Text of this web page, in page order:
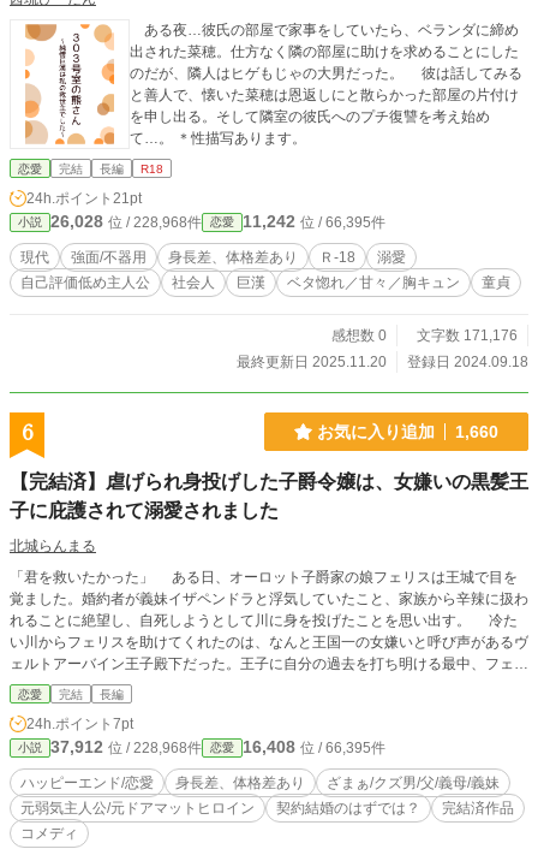
ある夜…彼氏の部屋で家事をしていたら、ベランダに締め
出された菜穂。仕方なく隣の部屋に助けを求めることにした
のだが、隣人はヒゲもじゃの大男だった。 彼は話してみる
と善人で、懐いた菜穂は恩返しにと散らかった部屋の片付け
を申し出る。そして隣室の彼氏へのプチ復讐を考え始め
て…。 ＊性描写あります。
恋愛 完結 長編 R18
24h.ポイント 21pt
小説 26,028 位 / 228,968件 恋愛 11,242 位 / 66,395件
現代 強面/不器用 身長差、体格差あり Ｒ-18
溺愛
自己評価低め主人公
社会人 巨漢 ベタ惚れ／甘々／胸キュン 童貞
感想数 0
文字数 171,176
最終更新日 2025.11.20
登録日 2024.09.18
6 お気に入り追加 1,660
【完結済】虐げられ身投げした子爵令嬢は、女嫌いの黒髪王
子に庇護されて溺愛されました
北城らんまる
「君を救いたかった」 ある日、オーロット子爵家の娘フェリスは王城で目を
覚ました。婚約者が義妹イザペンドラと浮気していたこと、家族から辛辣に扱わ
れることに絶望し、自死しようとして川に身を投げたことを思い出す。 冷た
い川からフェリスを助けてくれたのは、なんと王国一の女嫌いと呼び声があるヴ
ェルトアーバイン王子殿下だった。王子に自分の過去を打ち明ける最中、フェリ
スはこんなに我慢しなくても良かったのだと思いなおす。 「契約結婚しよう」
「はい？」 彼が持ち掛けてきたのは、フェリスを庇護するための契約結婚。
フェリスは実家に戻りたくない一心と、命を救ってもらった彼に恩返しする目的
で契約結婚を受け入れるのだけれど……？ 「あの、契約ですよね？」 「そうだ
な」 「頭を撫でるのをやめてくれませんか？ 食事が摂りづらいです」 なぜ
か彼は溺愛してきて……？ 身長185センチのハイスペック王子×身長150セン
チ子ども体型の元弱気主人公による、高低差35センチの甘々な契約結婚ストー
リー（ざまぁあり） ※主人公が辛い思いをするのは序盤だけ。あとは甘々とざ
恋愛 完結 長編
24h.ポイント 7pt
小説 37,912 位 / 228,968件 恋愛 16,408 位 / 66,395件
ハッピーエンド/恋愛 身長差、体格差あり
ざまぁ/クズ男/父/義母/義妹
元弱気主人公/元ドアマットヒロイン
契約結婚のはずでは？
完結済作品
コメディ